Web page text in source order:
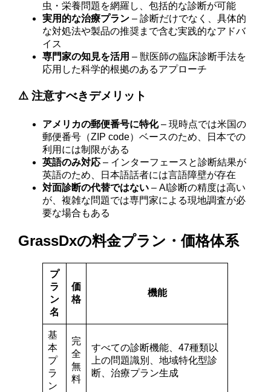
虫・栄養問題を網羅し、包括的な診断が可能
実用的な治療プラン – 診断だけでなく、具体的
な対処法や製品の推奨まで含む実践的なアドバ
イス
専門家の知見を活用 – 獣医師の臨床診断手法を
応用した科学的根拠のあるアプローチ
⚠️ 注意すべきデメリット
アメリカの郵便番号に特化– 現時点では米国の
郵便番号（ZIP code）ベースのため、日本での
利用には制限がある
英語のみ対応 – インターフェースと診断結果が
英語のため、日本語話者には言語障壁が存在
対面診断の代替ではない – AI診断の精度は高い
が、複雑な問題では専門家による現地調査が必
要な場合もある
GrassDxの料金プラン・価格体系
プ
ラ
ン
名
価
格
機能
基
本
プ
ラ
ン
完
全
無
料
すべての診断機能、47種類以
上の問題識別、地域特化型診
断、治療プラン生成